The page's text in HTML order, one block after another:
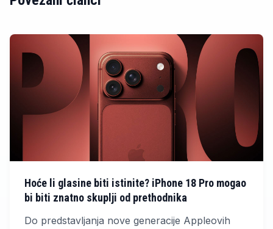
Hoće li glasine biti istinite? iPhone 18 Pro mogao
bi biti znatno skuplji od prethodnika
Do predstavljanja nove generacije Appleovih